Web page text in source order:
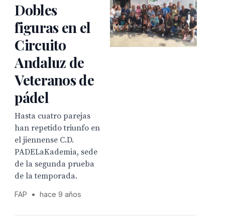
Dobles
figuras en el
Circuito
Andaluz de
Veteranos de
pádel
Hasta cuatro parejas
han repetido triunfo en
el jiennense C.D.
PADELaKademia, sede
de la segunda prueba
de la temporada.
FAP • hace 9 años